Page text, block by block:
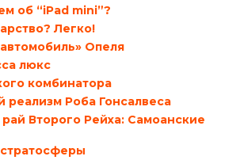
об “iPad mini”?
Легко!
Опеля
люкс
комбинатора
реализм Роба Гонсалвеса
Второго Рейха: Cамоанские